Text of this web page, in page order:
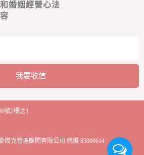
婚姻經營心法
我要收信
傑克管理顧問有限公司 統編 85000614
號2樓之1